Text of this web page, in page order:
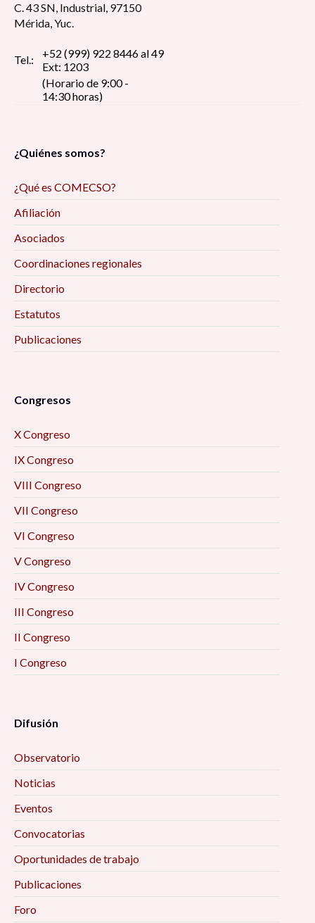
C. 43 SN, Industrial, 97150
Mérida, Yuc.
Tel.:
+52 (999) 922 8446 al 49
Ext: 1203
(Horario de 9:00 -
14:30 horas)
¿Quiénes somos?
¿Qué es COMECSO?
Afiliación
Asociados
Coordinaciones regionales
Directorio
Estatutos
Publicaciones
Congresos
X Congreso
IX Congreso
VIII Congreso
VII Congreso
VI Congreso
V Congreso
IV Congreso
III Congreso
II Congreso
I Congreso
Difusión
Observatorio
Noticias
Eventos
Convocatorias
Oportunidades de trabajo
Publicaciones
Foro